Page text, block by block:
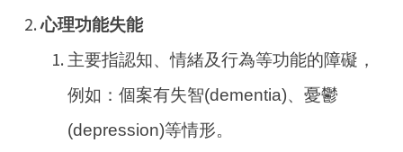
心理功能失能
主要指認知、情緒及行為等功能的障礙，
例如：個案有失智(dementia)、憂鬱
(depression)等情形。